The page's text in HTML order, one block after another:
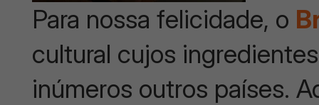
Para nossa felicidade, o
cultural cujos
inúmeros outros países.